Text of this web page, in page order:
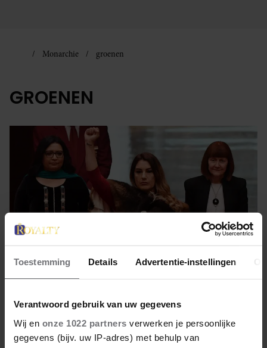
Toestemming Details Advertentie-instellingen
Verantwoord gebruik van uw gegevens
Wij en onze 1022 partners verwerken je persoonlijke
gegevens (bijv. uw IP-adres) met behulp van
Monarchie groenen
GROENEN
2 augustus 2022
GROENE SENATOR SCHOPT